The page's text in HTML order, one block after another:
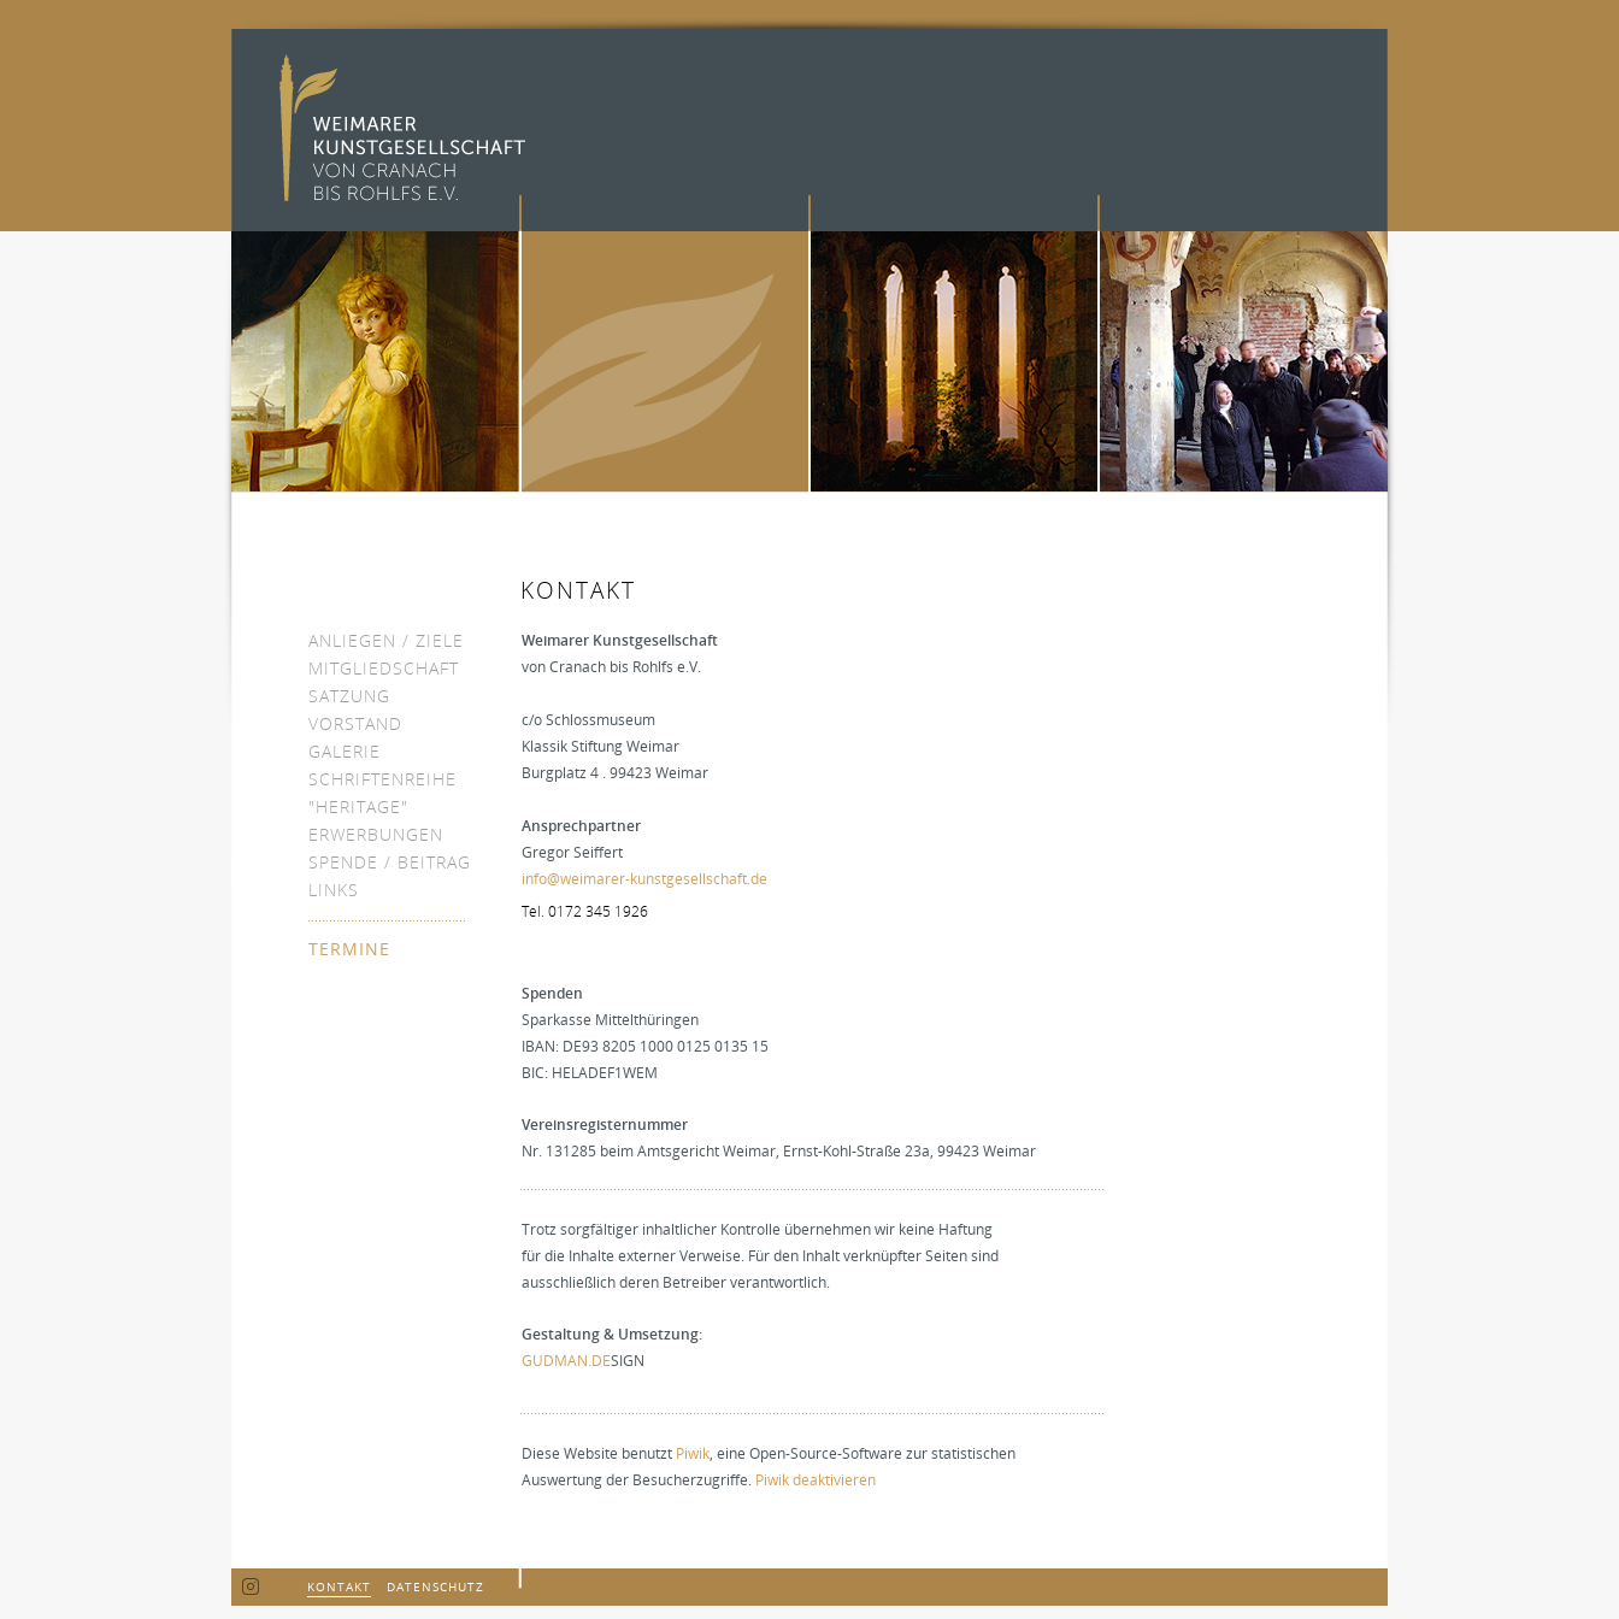
ANLIEGEN / ZIELE
MITGLIEDSCHAFT
SATZUNG
VORSTAND
GALERIE
SCHRIFTENREIHE
"HERITAGE"
ERWERBUNGEN
SPENDE / BEITRAG
LINKS
TERMINE
KONTAKT
Weimarer Kunstgesellschaft
von Cranach bis Rohlfs e.V.
c/o Schlossmuseum
Klassik Stiftung Weimar
Burgplatz 4 . 99423 Weimar
Ansprechpartner
Gregor Seiffert
info@weimarer-kunstgesellschaft.de
Tel. 0172 345 1926
Spenden
Sparkasse Mittelthüringen
IBAN: DE93 8205 1000 0125 0135 15
BIC: HELADEF1WEM
Vereinsregisternummer
Nr. 131285 beim Amtsgericht Weimar, Ernst-Kohl-Straße 23a, 99423 Weimar
Trotz sorgfältiger inhaltlicher Kontrolle übernehmen wir keine Haftung
für die Inhalte externer Verweise. Für den Inhalt verknüpfter Seiten sind
ausschließlich deren Betreiber verantwortlich.
Gestaltung & Umsetzung:
GUDMAN.DESIGN
Diese Website benutzt Piwik, eine Open-Source-Software zur statistischen
Auswertung der Besucherzugriffe. Piwik deaktivieren
NAVIGATION
ÜBERSPRINGEN
KONTAKT DATENSCHUTZ